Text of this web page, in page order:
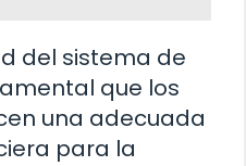
del sistema de
que los
una adecuada
para la